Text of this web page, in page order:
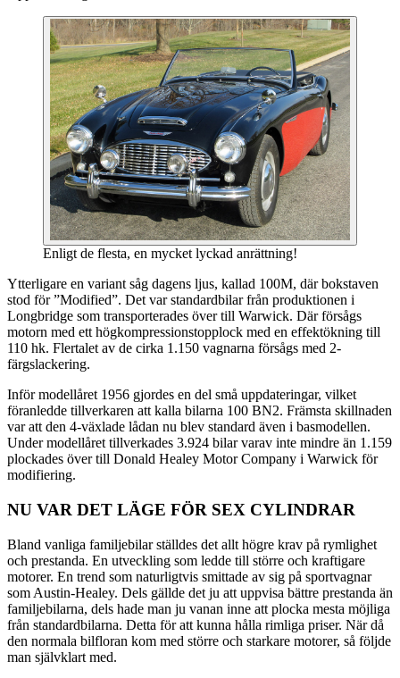
Enligt de flesta, en mycket lyckad anrättning!
Ytterligare en variant såg dagens ljus, kallad 100M, där bokstaven
stod för ”Modified”. Det var standardbilar från produktionen i
Longbridge som transporterades över till Warwick. Där försågs
motorn med ett högkompressionstopplock med en effektökning till
110 hk. Flertalet av de cirka 1.150 vagnarna försågs med 2-
färgslackering.
Inför modellåret 1956 gjordes en del små uppdateringar, vilket
föranledde tillverkaren att kalla bilarna 100 BN2. Främsta skillnaden
var att den 4-växlade lådan nu blev standard även i basmodellen.
Under modellåret tillverkades 3.924 bilar varav inte mindre än 1.159
plockades över till Donald Healey Motor Company i Warwick för
modifiering.
NU VAR DET LÄGE FÖR SEX CYLINDRAR
Bland vanliga familjebilar ställdes det allt högre krav på rymlighet
och prestanda. En utveckling som ledde till större och kraftigare
motorer. En trend som naturligtvis smittade av sig på sportvagnar
som Austin-Healey. Dels gällde det ju att uppvisa bättre prestanda än
familjebilarna, dels hade man ju vanan inne att plocka mesta möjliga
från standardbilarna. Detta för att kunna hålla rimliga priser. När då
den normala bilfloran kom med större och starkare motorer, så följde
man självklart med.